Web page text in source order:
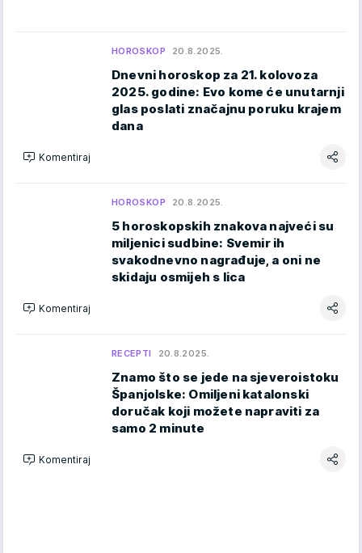
HOROSKOP 20.8.2025.
Dnevni horoskop za 21. kolovoza
2025. godine: Evo kome će unutarnji
glas poslati značajnu poruku krajem
dana
Komentiraj
HOROSKOP 20.8.2025.
5 horoskopskih znakova najveći su
miljenici sudbine: Svemir ih
svakodnevno nagrađuje, a oni ne
skidaju osmijeh s lica
Komentiraj
RECEPTI 20.8.2025.
Znamo što se jede na sjeveroistoku
Španjolske: Omiljeni katalonski
doručak koji možete napraviti za
samo 2 minute
Komentiraj